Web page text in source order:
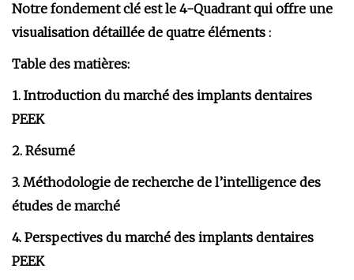
Notre fondement clé est le 4-Quadrant qui offre une
visualisation détaillée de quatre éléments :
Table des matières:
1. Introduction du marché des implants dentaires
PEEK
2. Résumé
3. Méthodologie de recherche de l’intelligence des
études de marché
4. Perspectives du marché des implants dentaires
PEEK